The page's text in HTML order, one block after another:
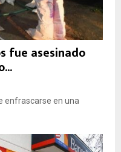
fue asesinado
enfrascarse en una